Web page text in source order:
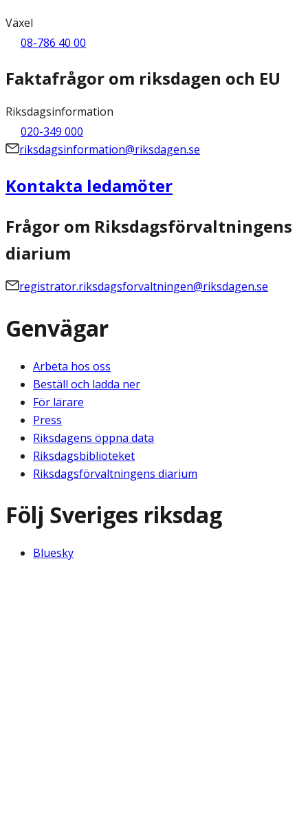
Växel
08-786 40 00
Faktafrågor om riksdagen och EU
Riksdagsinformation
020-349 000
riksdagsinformation@riksdagen.se
Kontakta ledamöter
Frågor om Riksdagsförvaltningens
diarium
registrator.riksdagsforvaltningen@riksdagen.se
Genvägar
Arbeta hos oss
Beställ och ladda ner
För lärare
Press
Riksdagens öppna data
Riksdagsbiblioteket
Riksdagsförvaltningens diarium
Följ Sveriges riksdag
Bluesky